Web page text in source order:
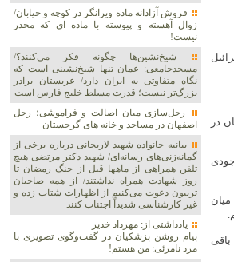
در
فروش آزادانه ماده ویرانگر در کوچه و خیابان/
زوال آهسته و پیوسته با ماده ای که مخدر
نیست!
شیخ‌نشین‌ها چگونه فکر می‌کنند؟/
مسجدجامعی: عمان تنها شیخ‌نشینی است که
نگاه متفاوتی به ایران دارد/ عربستان برادر
بزرگ‌تر نیست؛ قدرت مسلط خلیج فارس است
رحل‌سازی میان اصالت و فراموشی؛ رحل
اصفهان در مساجد و خانه های گرجستان
بیانیه خانواده شهید لاریجانی درباره برخی از
گمانه‌زنی‌های رسانه‌ای/ شهید دکتر مرتضی هیچ
تلفن همراهی از ماهها قبل از جنگ رمضان تا
روز شهادت همراه نداشتند/ از همه صاحبان
تریبون دعوت می‌کنیم از اظهارات شتاب زده و
غیر کارشناسی شدیداً اجتناب کنند
یادداشتی از: مهرداد خدیر
پیام روشن پزشکیان در گفت‌و‌گوی تصویری با
مرد نامرئی: من هستم!